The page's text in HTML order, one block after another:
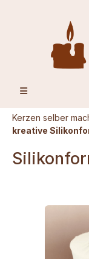
Kerzen selber
kreative
Bildergalerie